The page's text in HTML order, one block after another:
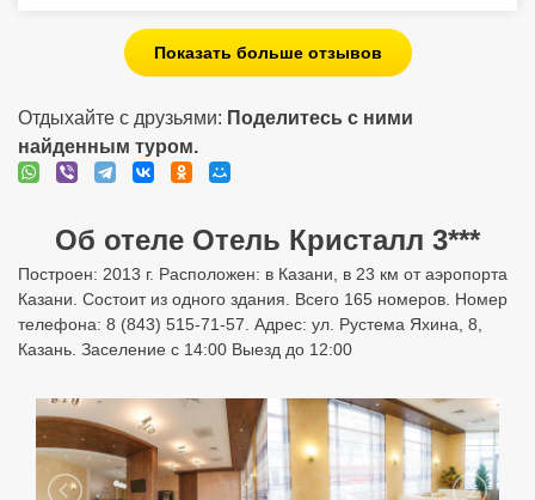
Показать больше отзывов
Отдыхайте с друзьями: Поделитесь с ними
найденным туром.
Об отеле Отель Кристалл 3***
Построен: 2013 г. Расположен: в Казани, в 23 км от аэропорта
Казани. Состоит из одного здания. Всего 165 номеров. Номер
телефона: 8 (843) 515-71-57. Адрес: ул. Рустема Яхина, 8,
Казань. Заселение с 14:00 Выезд до 12:00